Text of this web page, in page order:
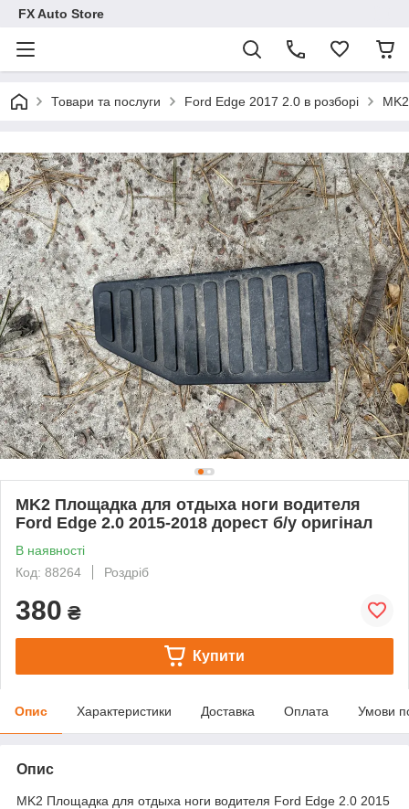
FX Auto Store
Товари та послуги Ford Edge 2017 2.0 в розборі
MK2 Площадка для отдыха ноги водителя
Ford Edge 2.0 2015-2018 дорест б/у оригінал
В наявності
Код: 88264
Роздріб
380 ₴
Купити
Опис Характеристики Доставка Оплата Умови
Опис
MK2 Площадка для отдыха ноги водителя Ford Edge 2.0 2015